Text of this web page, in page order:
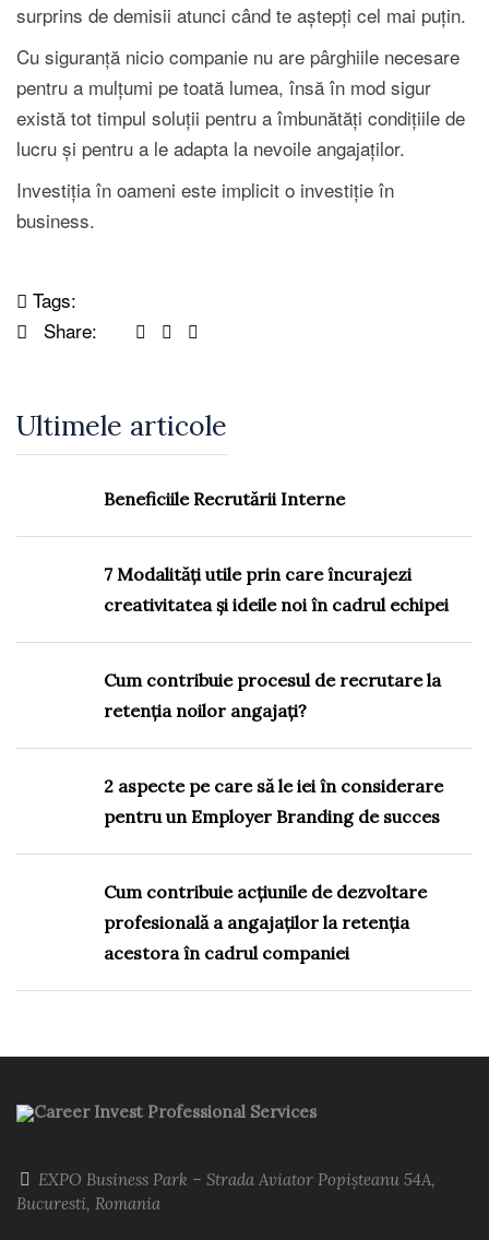
surprins de demisii atunci când te aștepți cel mai puțin.
Cu siguranță nicio companie nu are pârghiile necesare
pentru a mulțumi pe toată lumea, însă în mod sigur
există tot timpul soluții pentru a îmbunătăți condițiile de
lucru și pentru a le adapta la nevoile angajaților.
Investiția în oameni este implicit o investiție în
business.
Tags:
Share:
Ultimele articole
Beneficiile Recrutării Interne
7 Modalități utile prin care încurajezi
creativitatea și ideile noi în cadrul echipei
Cum contribuie procesul de recrutare la
retenția noilor angajați?
2 aspecte pe care să le iei în considerare
pentru un Employer Branding de succes
Cum contribuie acțiunile de dezvoltare
profesională a angajaților la retenția
acestora în cadrul companiei
Career Invest Professional Services
EXPO Business Park – Strada Aviator Popișteanu 54A,
Bucuresti, Romania